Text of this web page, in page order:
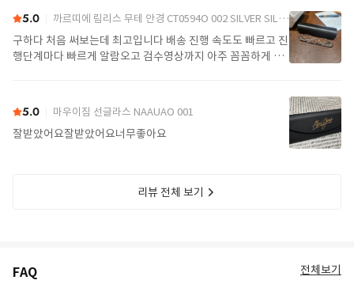
5.0 까르띠에 림리스 무테 안경 CT0594O 002 SILVER SILVER TRANSPARENT
구하다 처음 써보는데 최고입니다 배송 진행 속도도 빠르고 진
행단계마다 빠르게 알람오고 검수영상까지 아주 꼼꼼하게 찍
5.0 마우이짐 선글라스 NAAUAO 001
잘받았어요잘받았어요너무좋아요
리뷰 전체 보기
FAQ 전체보기